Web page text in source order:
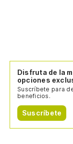
Disfruta de la
opciones
Suscríbete para
beneficios.
Suscríbete